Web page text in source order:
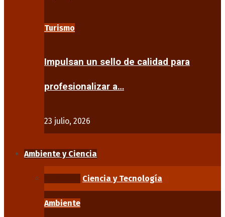
Turismo
Impulsan un sello de calidad para
profesionalizar a…
23 julio, 2026
Ambiente y Ciencia
Ciencia y Tecnología
Ambiente